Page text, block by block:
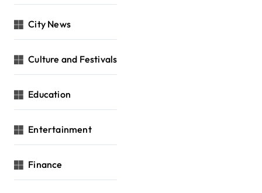
City News
Culture and Festivals
Education
Entertainment
Finance